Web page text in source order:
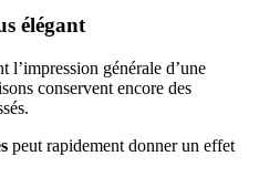
élégant
l’impression générale d’une
conservent encore des
peut rapidement donner un effet